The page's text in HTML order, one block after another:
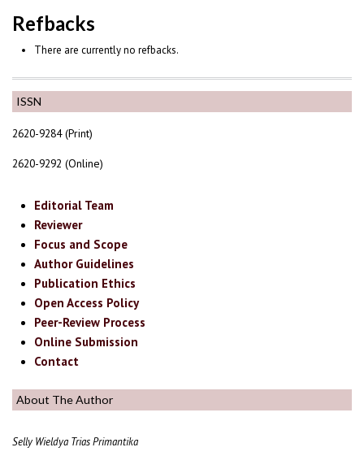
ISSN
2620-9284 (Print)
2620-9292 (Online)
Editorial Team
Reviewer
Focus and Scope
Author Guidelines
Publication Ethics
Open Access Policy
Peer-Review Process
Online Submission
Contact
About The Author
Selly Wieldya Trias Primantika
Refbacks
There are currently no refbacks.